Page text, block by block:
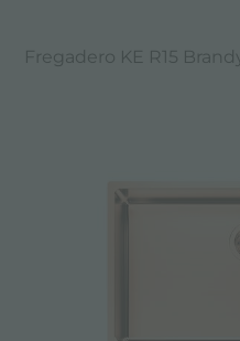
Fregadero KE R15